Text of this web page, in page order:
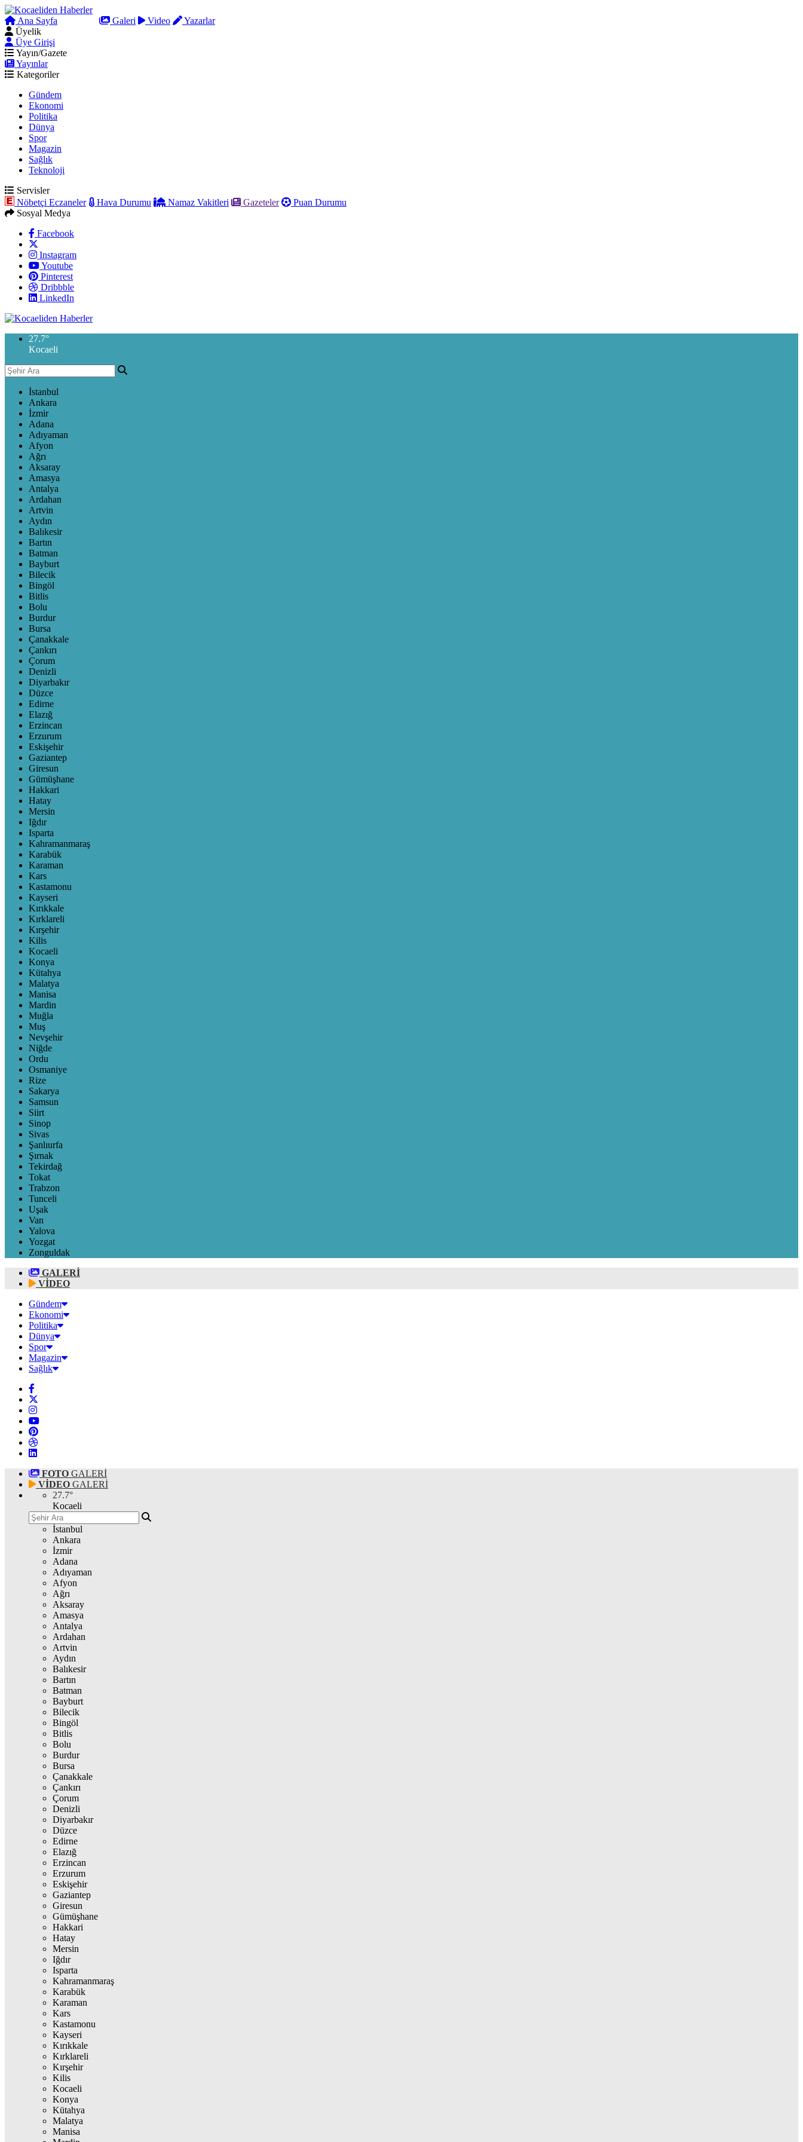
Ana Sayfa Galeri Video
Yazarlar
Üyelik
Üye Girişi
Yayın/Gazete
Yayınlar
Kategoriler
Gündem
Ekonomi
Politika
Dünya
Spor
Magazin
Sağlık
Teknoloji
Servisler
Nöbetçi Eczaneler
Hava Durumu Namaz Vakitleri Gazeteler
Puan Durumu
Sosyal Medya
Facebook
Instagram
Youtube
Pinterest
Dribbble
LinkedIn
27.7°
Kocaeli
İstanbul
Ankara
İzmir
Adana
Adıyaman
Afyon
Ağrı
Aksaray
Amasya
Antalya
Ardahan
Artvin
Aydın
Balıkesir
Bartın
Batman
Bayburt
Bilecik
Bingöl
Bitlis
Bolu
Burdur
Bursa
Çanakkale
Çankırı
Çorum
Denizli
Diyarbakır
Düzce
Edirne
Elazığ
Erzincan
Erzurum
Eskişehir
Gaziantep
Giresun
Gümüşhane
Hakkari
Hatay
Mersin
Iğdır
Isparta
Kahramanmaraş
Karabük
Karaman
Kars
Kastamonu
Kayseri
Kırıkkale
Kırklareli
Kırşehir
Kilis
Kocaeli
Konya
Kütahya
Malatya
Manisa
Mardin
Muğla
Muş
Nevşehir
Niğde
Ordu
Osmaniye
Rize
Sakarya
Samsun
Siirt
Sinop
Sivas
Şanlıurfa
Şırnak
Tekirdağ
Tokat
Trabzon
Tunceli
Uşak
Van
Yalova
Yozgat
Zonguldak
GALERİ
VİDEO
Gündem
Ekonomi
Politika
Dünya
Spor
Magazin
Sağlık
FOTO GALERİ
VİDEO GALERİ
27.7°
Kocaeli
İstanbul
Ankara
İzmir
Adana
Adıyaman
Afyon
Ağrı
Aksaray
Amasya
Antalya
Ardahan
Artvin
Aydın
Balıkesir
Bartın
Batman
Bayburt
Bilecik
Bingöl
Bitlis
Bolu
Burdur
Bursa
Çanakkale
Çankırı
Çorum
Denizli
Diyarbakır
Düzce
Edirne
Elazığ
Erzincan
Erzurum
Eskişehir
Gaziantep
Giresun
Gümüşhane
Hakkari
Hatay
Mersin
Iğdır
Isparta
Kahramanmaraş
Karabük
Karaman
Kars
Kastamonu
Kayseri
Kırıkkale
Kırklareli
Kırşehir
Kilis
Kocaeli
Konya
Kütahya
Malatya
Manisa